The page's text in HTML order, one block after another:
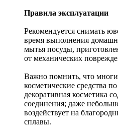
Правила эксплуатации
Рекомендуется снимать
время выполнения
мытья посуды,
от механических
Важно помнить, что
косметические средства
декоративная косметика
соединения; даже
воздействует на
сплавы.